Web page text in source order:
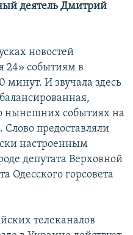
деятель Дмитрий
новостей
24» событиям в
минут. И звучала здесь
нынешних событиях на
предоставляли
настроенным
депутата Верховной
Одесского горсовета
телеканалов